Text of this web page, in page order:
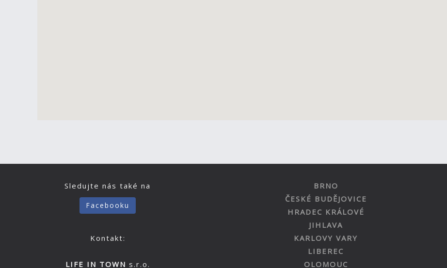
Sledujte nás také na
Facebooku
Kontakt:
LIFE IN TOWN s.r.o.
BRNO
ČESKÉ BUDĚJOVICE
HRADEC KRÁLOVÉ
JIHLAVA
KARLOVY VARY
LIBEREC
OLOMOUC